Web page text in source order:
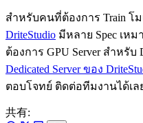
สำหรับคนที่ต้องการ Train โม
DriteStudio มีหลาย Spec เหม
ต้องการ GPU Server สำหรับ
Dedicated Server ของ
ตอบโจทย์ ติดต่อทีมงานได้เล
共有: